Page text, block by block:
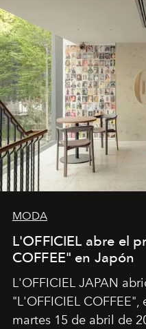
MODA
L'OFFICIEL abre el
COFFEE" en Japón
L'OFFICIEL JAPAN
"L'OFFICIEL
martes 15 de abril de